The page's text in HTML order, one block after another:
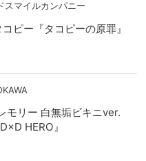
スマイルカンパニー
ピー『タコピーの原罪』
モリー 白無垢ビキニver.
HERO』